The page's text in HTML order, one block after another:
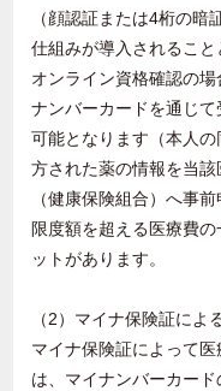
（顔認証または4桁の暗
仕組みが導入されること
オンライン資格確認の
ナンバーカードを通じ
可能となります（本人
方された薬の情報を当
（健康保険組合）へ事
限度額を超える医療費
ットがあります。
（2）マイナ保険証によ
マイナ保険証によって
は、マイナンバーカー